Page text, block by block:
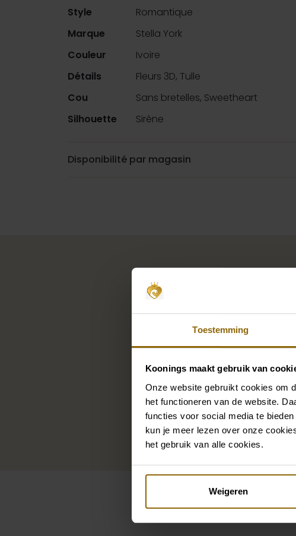
Toestemming
Koonings maakt gebruik van
Onze website gebruikt cookies om
het functioneren van de website.
functies voor social media te
kun je meer lezen over onze
het gebruik van alle cookies.
Weigeren
Style
Romantique
Marque
Stella York
Couleur
Ivoire
Détails
Fleurs 3D, Tulle
Cou
Sans bretelles, Sweetheart
Silhouette
Sirène
Disponibilité par magasin